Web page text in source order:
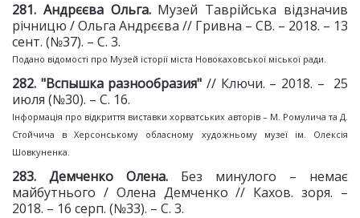
281. Андрєєва Ольга. Музей Таврійська відзначив
річницю / Ольга Андрєєва // Гривна – СВ. – 2018. – 13
сент. (№37). – С. 3.
Подано відомості про Музей історії міста Новокаховської міської ради.
282. "Вспышка разнообразия" // Ключи. – 2018. – 25
июля (№30). – С. 16.
Інформація про відкриття виставки хорватських авторів – М. Ромулича та Д.
Стойчича в Херсонському обласному художньому музеї ім. Олексія
Шовкуненка.
283. Демченко Олена. Без минулого – немає
майбутнього / Олена Демченко // Кахов. зоря. –
2018. – 16 серп. (№33). – С. 3.